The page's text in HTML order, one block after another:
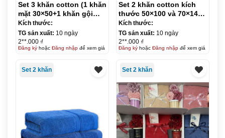
Set 3 khăn cotton (1 khăn
mặt 30×50+1 khăn gội
36×80+1 khăn tắm 70×40)
Kích thước:
TG sản xuất: 10 ngày
2**.000 ₫
Đăng kýhoặc Đăng nhậpđể xem giá
Set 2 khăn cotton kích
thước 50×100 và 70×140-
Khăn tắm- đóng túi opp
Kích thước:
TG sản xuất: 10 ngày
2**.000 ₫
Đăng kýhoặc Đăng nhậpđể xem giá
Set 2 khăn Set 2 khăn